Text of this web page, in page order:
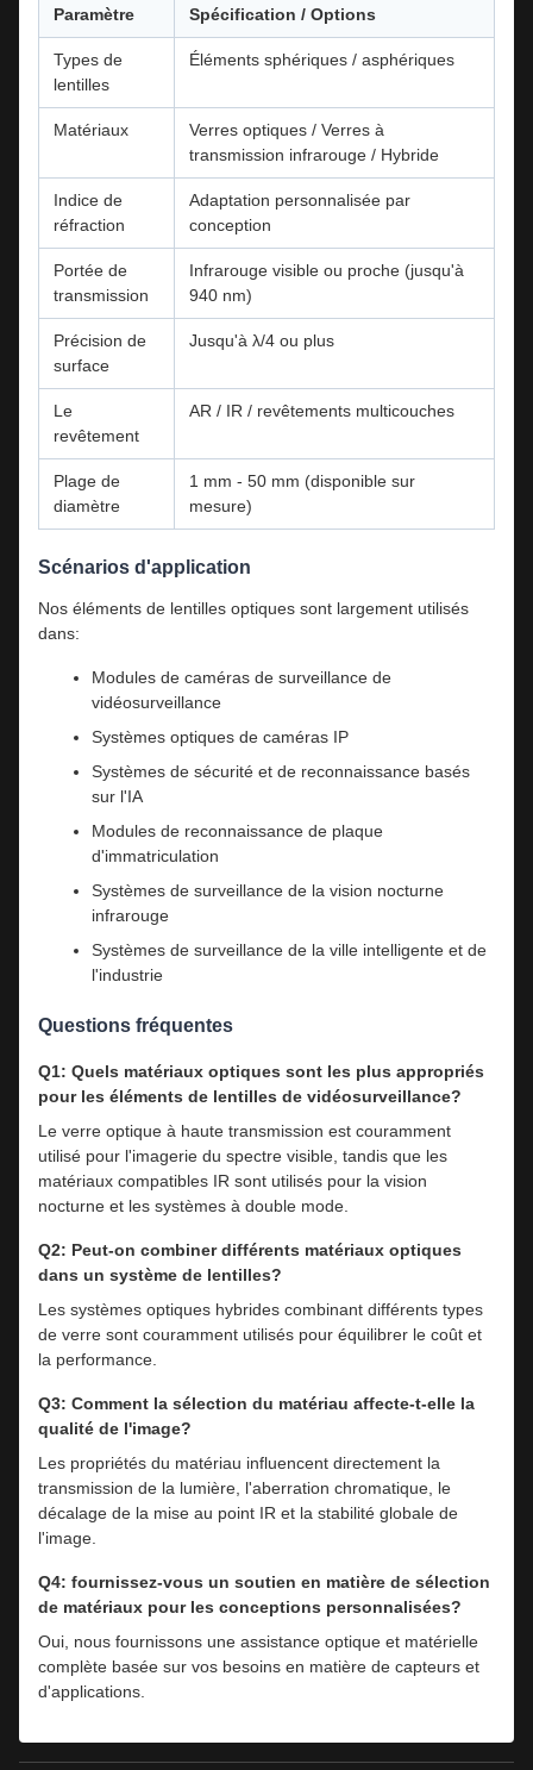
Paramètre Spécification / Options
Types de
lentilles
Éléments sphériques / asphériques
Matériaux
Verres optiques / Verres à
transmission infrarouge / Hybride
Indice de
réfraction
Adaptation personnalisée par
conception
Portée de
transmission
Infrarouge visible ou proche (jusqu'à
940 nm)
Précision de
surface
Jusqu'à λ/4 ou plus
Le
revêtement
AR / IR / revêtements multicouches
Plage de
diamètre
1 mm - 50 mm (disponible sur
mesure)
Scénarios d'application
Nos éléments de lentilles optiques sont largement utilisés
dans:
Modules de caméras de surveillance de
vidéosurveillance
Systèmes optiques de caméras IP
Systèmes de sécurité et de reconnaissance basés
sur l'IA
Modules de reconnaissance de plaque
d'immatriculation
Systèmes de surveillance de la vision nocturne
infrarouge
Systèmes de surveillance de la ville intelligente et de
l'industrie
Questions fréquentes
Q1: Quels matériaux optiques sont les plus appropriés
pour les éléments de lentilles de vidéosurveillance?
Le verre optique à haute transmission est couramment
utilisé pour l'imagerie du spectre visible, tandis que les
matériaux compatibles IR sont utilisés pour la vision
nocturne et les systèmes à double mode.
Q2: Peut-on combiner différents matériaux optiques
dans un système de lentilles?
Les systèmes optiques hybrides combinant différents types
de verre sont couramment utilisés pour équilibrer le coût et
la performance.
Q3: Comment la sélection du matériau affecte-t-elle la
qualité de l'image?
Les propriétés du matériau influencent directement la
transmission de la lumière, l'aberration chromatique, le
décalage de la mise au point IR et la stabilité globale de
l'image.
Q4: fournissez-vous un soutien en matière de sélection
de matériaux pour les conceptions personnalisées?
Oui, nous fournissons une assistance optique et matérielle
complète basée sur vos besoins en matière de capteurs et
d'applications.